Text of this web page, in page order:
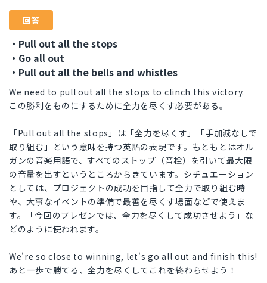
回答
・Pull out all the stops
・Go all out
・Pull out all the bells and whistles
We need to pull out all the stops to clinch this victory.
この勝利をものにするために全力を尽くす必要がある。
「Pull out all the stops」は「全力を尽くす」「手加減なしで
取り組む」という意味を持つ英語の表現です。もともとはオル
ガンの音楽用語で、すべてのストップ（音栓）を引いて最大限
の音量を出すというところからきています。シチュエーション
としては、プロジェクトの成功を目指して全力で取り組む時
や、大事なイベントの準備で最善を尽くす場面などで使えま
す。「今回のプレゼンでは、全力を尽くして成功させよう」な
どのように使われます。
We're so close to winning, let's go all out and finish this!
あと一歩で勝てる、全力を尽くしてこれを終わらせよう！